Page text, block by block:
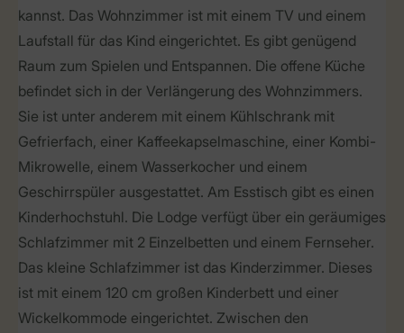
kannst. Das Wohnzimmer ist mit einem TV und einem
Laufstall für das Kind eingerichtet. Es gibt genügend
Raum zum Spielen und Entspannen. Die offene Küche
befindet sich in der Verlängerung des Wohnzimmers.
Sie ist unter anderem mit einem Kühlschrank mit
Gefrierfach, einer Kaffeekapselmaschine, einer Kombi-
Mikrowelle, einem Wasserkocher und einem
Geschirrspüler ausgestattet. Am Esstisch gibt es einen
Kinderhochstuhl. Die Lodge verfügt über ein geräumiges
Schlafzimmer mit 2 Einzelbetten und einem Fernseher.
Das kleine Schlafzimmer ist das Kinderzimmer. Dieses
ist mit einem 120 cm großen Kinderbett und einer
Wickelkommode eingerichtet. Zwischen den